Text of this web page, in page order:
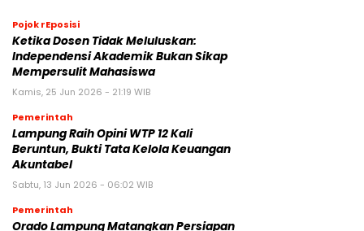
Pojok rEposisi
Ketika Dosen Tidak Meluluskan:
Independensi Akademik Bukan Sikap
Mempersulit Mahasiswa
Kamis, 25 Jun 2026 - 21:19 WIB
Pemerintah
Lampung Raih Opini WTP 12 Kali
Beruntun, Bukti Tata Kelola Keuangan
Akuntabel
Sabtu, 13 Jun 2026 - 06:02 WIB
Pemerintah
Orado Lampung Matangkan Persiapan